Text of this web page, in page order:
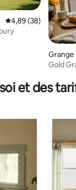
: 5 sur 5
Évaluation moyenne
4,89 (38)
Grange
Gold
et des